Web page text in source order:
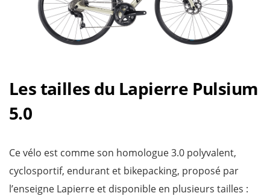
Les tailles du Lapierre Pulsium
5.0
Ce vélo est comme son homologue 3.0 polyvalent,
cyclosportif, endurant et bikepacking, proposé par
l’enseigne Lapierre et disponible en plusieurs tailles :